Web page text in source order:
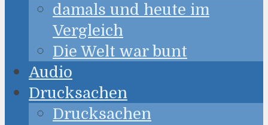
damals und heute im
Vergleich
Die Welt war bunt
Audio
Drucksachen
Drucksachen